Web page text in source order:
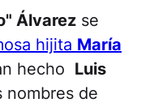
Álvarez se
hijita María
hecho Luis
nombres de